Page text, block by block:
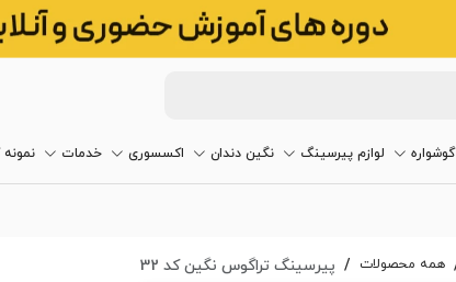
گوشواره لوازم پیرسینگ نگین دندان اکسسوری خدمات نمونه
همه محصولات پیرسینگ تراگوس نگین کد 32